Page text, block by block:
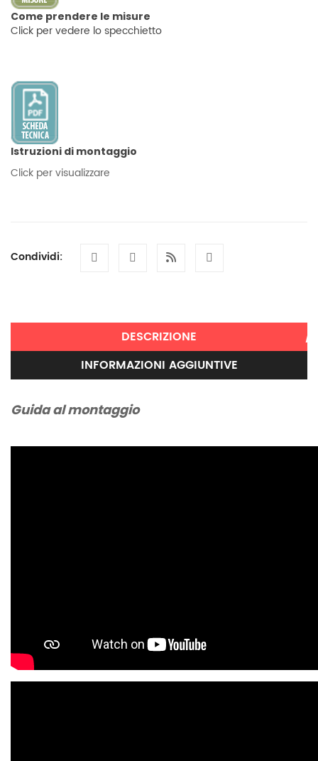
Come prendere le misure
Click per vedere lo specchietto
Istruzioni di montaggio
Click per visualizzare
Condividi:
DESCRIZIONE
INFORMAZIONI AGGIUNTIVE
Guida al montaggio